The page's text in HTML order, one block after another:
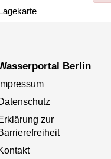
Berlin
Impressum
zur